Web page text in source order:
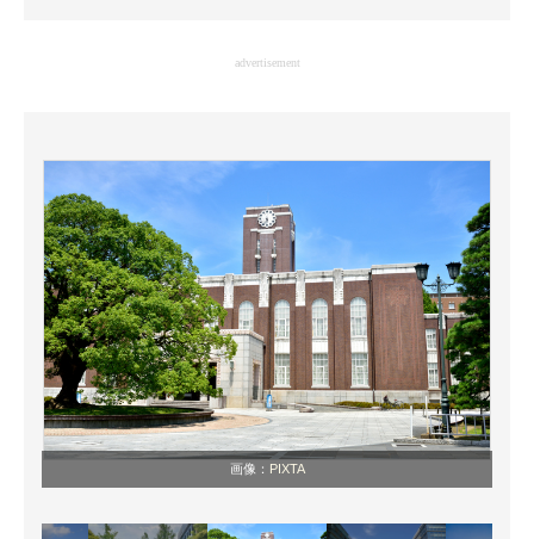
advertisement
画像： PIXTA